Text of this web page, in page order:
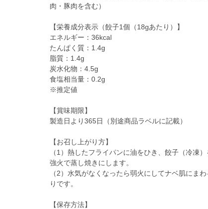
肉・豚肉を含む）
【栄養成分表示（餃子1個（18gあたり）】
エネルギー：36kcal
たんぱく質：1.4g
脂質：1.4g
炭水化物：4.5g
食塩相当量：0.2g
※推定値
【賞味期限】
製造日より365日（別途商品ラベルに記載）
【お召し上がり方】
（1）熱したフライパンに油をひき、餃子（冷凍
強火で蒸し焼きにします。
（2）水気がなくなったら弱火にしてナベ肌にま
りです。
【保存方法】